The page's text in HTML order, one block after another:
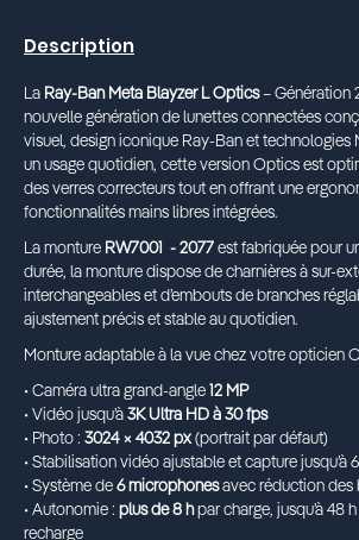
Description
La Ray-Ban Meta Blayzer L Optics– Génération
nouvelle génération de lunettes connectées
visuel, design iconique Ray-Ban et technologies
un usage quotidien, cette version Optics est
des verres correcteurs tout en offrant une
fonctionnalités mains libres intégrées.
La monture RW7001 - 2077 est fabriquée pour
durée, la monture dispose de charnières à sur-
interchangeables et d’embouts de branches
ajustement précis et stable au quotidien.
Monture adaptable à la vue chez votre opticien
• Caméra ultra grand-angle 12 MP
• Vidéo jusqu’à 3K Ultra HD à 30 fps
• Photo : 3024 × 4032 px(portrait par défaut)
• Stabilisation vidéo ajustable et capture jusqu’à
• Système de 6 microphonesavec réduction des
• Autonomie : plus de 8 hpar charge, jusqu’à 48 h
recharge